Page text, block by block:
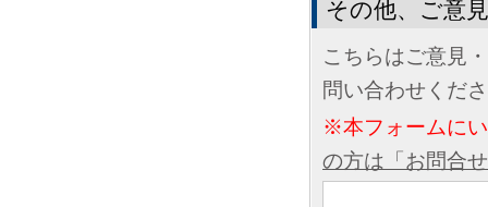
その他、ご意
こちらはご意見
問い合わせくだ
※本フォームに
の方は「お問合